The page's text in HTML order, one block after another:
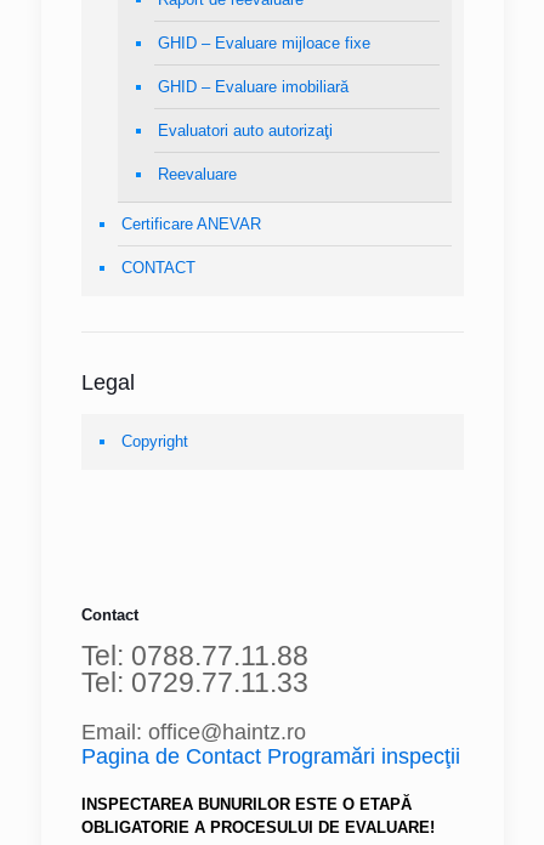
GHID – Evaluare mijloace fixe
GHID – Evaluare imobiliară
Evaluatori auto autorizaţi
Reevaluare
Certificare ANEVAR
CONTACT
Legal
Copyright
Contact
Tel: 0788.77.11.88
Tel: 0729.77.11.33
Email: office@haintz.ro
Pagina de Contact Programări inspecţii
INSPECTAREA BUNURILOR ESTE O ETAPĂ
OBLIGATORIE A PROCESULUI DE EVALUARE!